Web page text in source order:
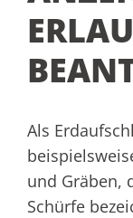
Als
und Gräben,
Schürfe